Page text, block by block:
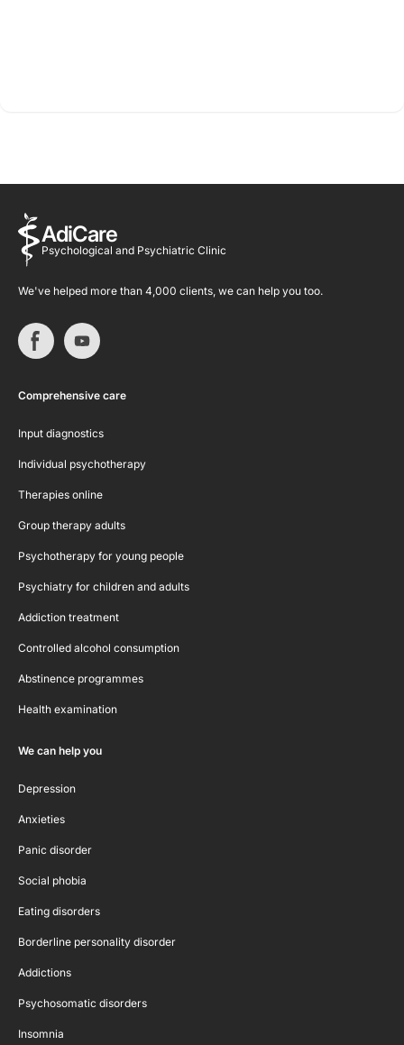
AdiCare
Psychological and Psychiatric Clinic
We've helped more than 4,000 clients, we can help you too.
Comprehensive care
Input diagnostics
Individual psychotherapy
Therapies online
Group therapy adults
Psychotherapy for young people
Psychiatry for children and adults
Addiction treatment
Controlled alcohol consumption
Abstinence programmes
Health examination
We can help you
Depression
Anxieties
Panic disorder
Social phobia
Eating disorders
Borderline personality disorder
Addictions
Psychosomatic disorders
Insomnia